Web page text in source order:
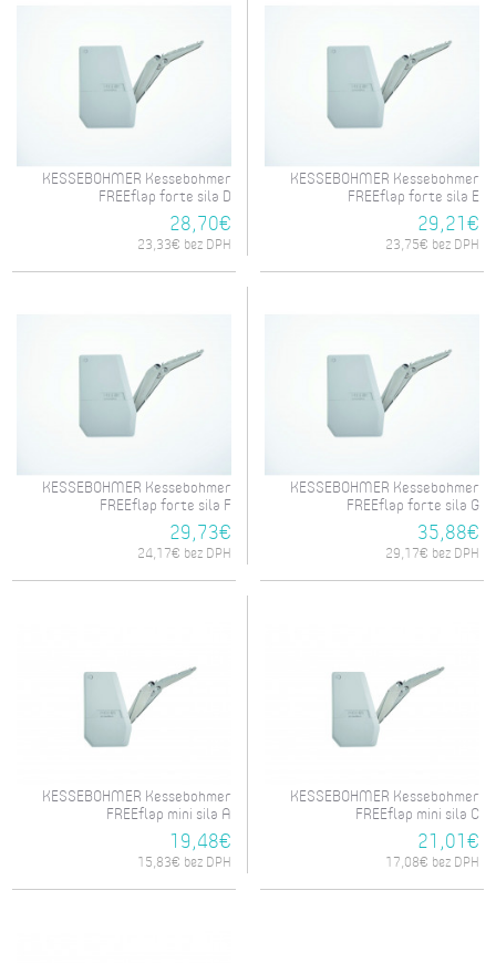
KESSEBOHMER Kessebohmer
FREEflap forte sila D
28,70€
23,33€ bez DPH
KESSEBOHMER Kessebohmer
FREEflap forte sila E
29,21€
23,75€ bez DPH
KESSEBOHMER Kessebohmer
FREEflap forte sila F
29,73€
24,17€ bez DPH
KESSEBOHMER Kessebohmer
FREEflap forte sila G
35,88€
29,17€ bez DPH
KESSEBOHMER Kessebohmer
FREEflap mini sila A
19,48€
15,83€ bez DPH
KESSEBOHMER Kessebohmer
FREEflap mini sila C
21,01€
17,08€ bez DPH